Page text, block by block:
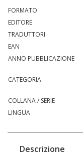
FORMATO
EDITORE
TRADUTTORI
EAN
ANNO PUBBLICAZIONE
CATEGORIA
COLLANA / SERIE
LINGUA
Descrizione